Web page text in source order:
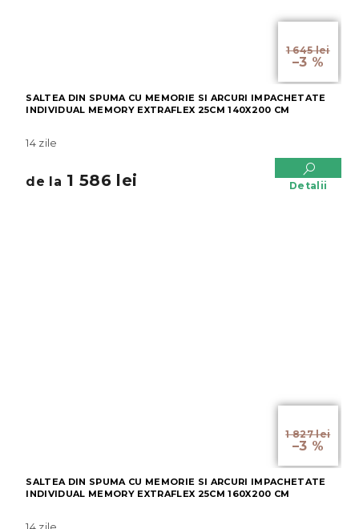
1 645 lei
–3 %
SALTEA DIN SPUMA CU MEMORIE SI ARCURI IMPACHETATE
INDIVIDUAL MEMORY EXTRAFLEX 25CM 140X200 CM
14 zile
de la 1 586 lei Detalii
1 827 lei
–3 %
SALTEA DIN SPUMA CU MEMORIE SI ARCURI IMPACHETATE
INDIVIDUAL MEMORY EXTRAFLEX 25CM 160X200 CM